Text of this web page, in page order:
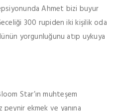
Ahmet bizi buyur
300 rupiden iki kişilik oda
yorgunluğunu atıp uykuya
Star’ın muhteşem